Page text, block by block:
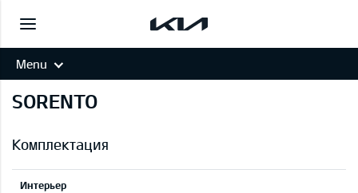
Menu
SORENTO
Комплектация
Интерьер